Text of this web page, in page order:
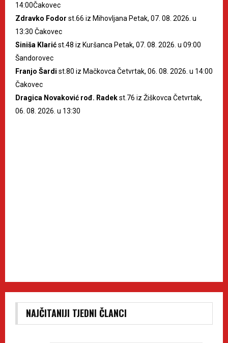
14:00Čakovec
Zdravko Fodor st.66 iz Mihovljana Petak, 07. 08. 2026. u
13:30 Čakovec
Siniša Klarićst.48 iz Kuršanca Petak, 07. 08. 2026. u 09:00
Šandorovec
Franjo Šardi st.80 iz Mačkovca Četvrtak, 06. 08. 2026. u 14:00
Čakovec
Dragica Novaković rođ. Radekst.76 iz Žiškovca Četvrtak,
06. 08. 2026. u 13:30
NAJČITANIJI TJEDNI ČLANCI